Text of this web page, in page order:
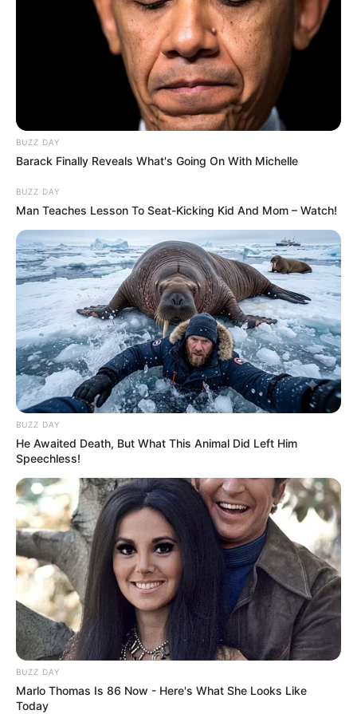
BUZZ DAY
Barack Finally Reveals What's Going On With Michelle
BUZZ DAY
Man Teaches Lesson To Seat-Kicking Kid And Mom – Watch!
BUZZ DAY
He Awaited Death, But What This Animal Did Left Him
Speechless!
BUZZ DAY
Marlo Thomas Is 86 Now - Here's What She Looks Like
Today